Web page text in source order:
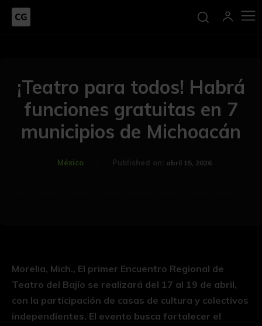
¡Teatro para todos! Habrá
funciones gratuitas en 7
municipios de Michoacán
México Published on: abril 15, 2026
Morelia, Mich., El primer Encuentro Regional de
Teatro del Bajío se realizará del 17 al 19 de abril,
con la participación de casas de cultura y colectivos
independientes. El evento busca fortalecer el